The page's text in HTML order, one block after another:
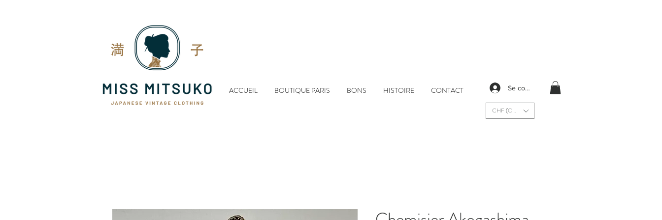
ACCUEIL BOUTIQUE PARIS BONS HISTOIRE CONTACT Se connecter
CHF (CHF)